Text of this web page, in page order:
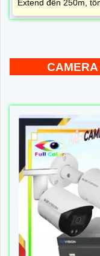
Extend đến 250m,